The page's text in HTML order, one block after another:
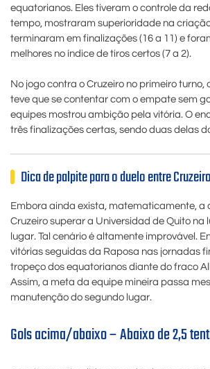
equatorianos. Eles tiveram o controle da
tempo, mostraram superioridade na
terminaram em finalizações (16 a 11) e
melhores no índice de tiros certos (7 a 2).
No jogo contra o Cruzeiro no primeiro turno,
teve que se contentar com o empate sem
equipes mostrou ambição pela vitória. O
três finalizações certas, sendo duas delas
Dica de palpite para o duelo entre
Embora ainda exista, matematicamente, a
Cruzeiro superar a Universidad de Quito na
lugar. Tal cenário é altamente improvável.
vitórias seguidas da Raposa nas jornadas
tropeço dos equatorianos diante do fraco
Assim, a meta da equipe mineira passa
manutenção do segundo lugar.
Gols acima/abaixo – Abaixo de 2,5